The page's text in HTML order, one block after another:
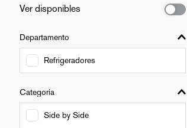
Ver disponibles
Departamento
Refrigeradores
Categoría
Side by Side